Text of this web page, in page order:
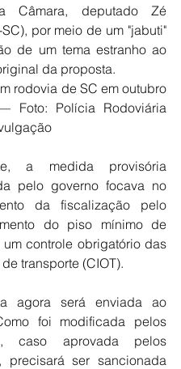
Câmara, deputado Zé
SC), por meio de um "jabuti"
de um tema estranho ao
da proposta.
rodovia de SC em outubro
Foto: Polícia Rodoviária
a medida provisória
pelo governo focava no
da fiscalização pelo
do piso mínimo de
controle obrigatório das
transporte (CIOT).
agora será enviada ao
foi modificada pelos
caso aprovada pelos
precisará ser sancionada